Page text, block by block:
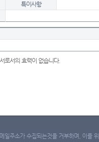
특이사항
로서의 효력이 없습니다.
일주소가 수집되는것을 거부하며, 이를